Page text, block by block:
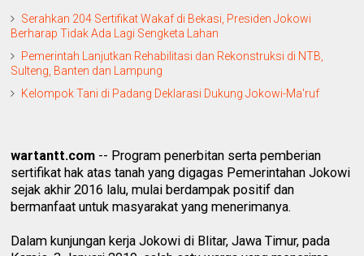
Serahkan 204 Sertifikat Wakaf di Bekasi, Presiden Jokowi
Berharap Tidak Ada Lagi Sengketa Lahan
Pemerintah Lanjutkan Rehabilitasi dan Rekonstruksi di NTB,
Sulteng, Banten dan Lampung
Kelompok Tani di Padang Deklarasi Dukung Jokowi-Ma'ruf
wartantt.com -- Program penerbitan serta pemberian
sertifikat hak atas tanah yang digagas Pemerintahan Jokowi
sejak akhir 2016 lalu, mulai berdampak positif dan
bermanfaat untuk masyarakat yang menerimanya.
Dalam kunjungan kerja Jokowi di Blitar, Jawa Timur, pada